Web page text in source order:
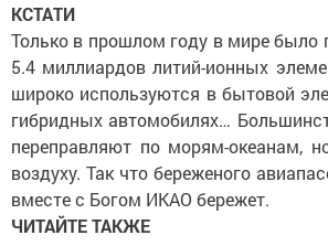
КСТАТИ
Только в прошлом году в мире было
5.4 миллиардов литий-ионных
широко используются в бытовой
гибридных автомобилях…
переправляют по морям-океанам,
воздуху. Так что береженого
вместе с Богом ИКАО бережет.
ЧИТАЙТЕ ТАКЖЕ